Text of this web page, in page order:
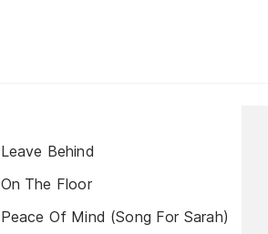
Leave Behind
On The Floor
Peace Of Mind (Song For Sarah)